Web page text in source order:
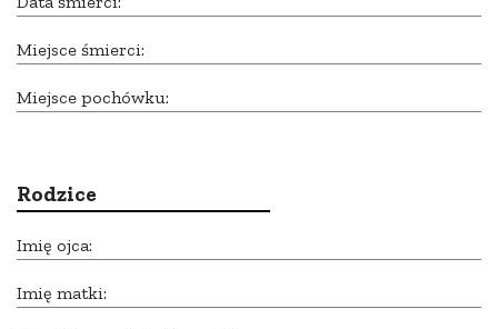
Miejsce śmierci:
Miejsce pochówku:
Rodzice
Imię ojca:
Imię matki: